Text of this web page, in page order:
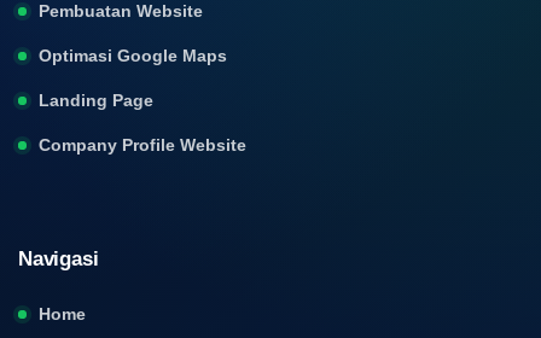
Pembuatan Website
Optimasi Google Maps
Landing Page
Company Profile Website
Navigasi
Home